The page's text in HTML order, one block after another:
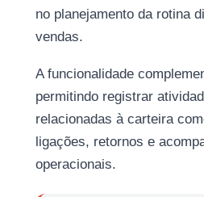
no planejamento da rotina
vendas.
A funcionalidade
permitindo registrar
relacionadas à carteira
ligações, retornos e
operacionais.